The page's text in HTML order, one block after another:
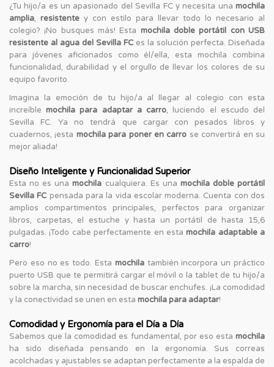
¿Tu hijo/a es un apasionado del Sevilla FC y necesita una mochila
amplia, resistente y con estilo para llevar todo lo necesario al
colegio? ¡No busques más! Esta mochila doble portátil con USB
resistente al agua del Sevilla FC es la solución perfecta. Diseñada
para jóvenes aficionados como él/ella, esta mochila combina
funcionalidad, durabilidad y el orgullo de llevar los colores de su
equipo favorito.
Imagina la emoción de tu hijo/a al llegar al colegio con esta
increíblemochila para adaptar a carro, luciendo el escudo del
Sevilla FC. Ya no tendrá que cargar con pesados libros y
cuadernos, ¡esta mochila para poner en carro se convertirá en su
mejor aliada!
Diseño Inteligente y Funcionalidad Superior
Esta no es unamochila cualquiera. Es una mochila doble portátil
Sevilla FC pensada para la vida escolar moderna. Cuenta con dos
amplios compartimentos principales, perfectos para organizar
libros, carpetas, el estuche y hasta un portátil de hasta 15,6
pulgadas. ¡Todo cabe perfectamente en estamochila adaptable a
carro!
Pero eso no es todo. Esta mochilatambién incorpora un práctico
puerto USB que te permitirá cargar el móvil o la tablet de tu hijo/a
sobre la marcha, sin necesidad de buscar enchufes. ¡La comodidad
y la conectividad se unen en esta mochila para adaptar!
Comodidad y Ergonomía para el Día a Día
Sabemos que la comodidad es fundamental, por eso esta mochila
ha sido diseñada pensando en la ergonomía. Sus correas
acolchadas y ajustables se adaptan perfectamente a la espalda de